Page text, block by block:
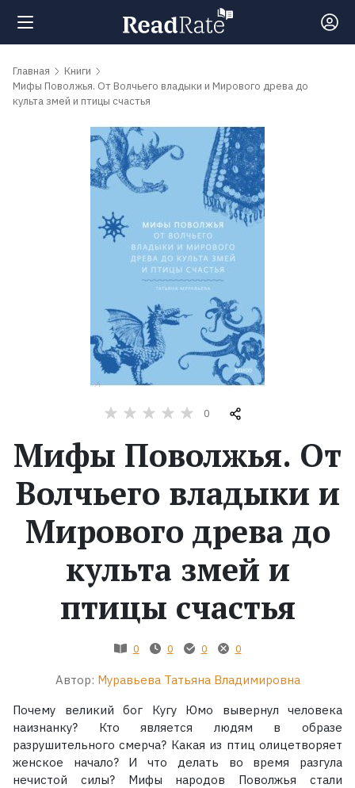
Поиск
Экранизации
Коллекции
Главная
Книги
Мифы Поволжья. От Волчьего владыки и Мирового древа до
культа змей и птицы счастья
0
Мифы Поволжья. От
Волчьего владыки и
Мирового древа до
культа змей и
птицы счастья
0 0 0 0
Автор: Муравьева Татьяна Владимировна
Почему великий бог Кугу Юмо вывернул человека
наизнанку? Кто является людям в образе
разрушительного смерча? Какая из птиц олицетворяет
женское начало? И что делать во время разгула
нечистой силы? Мифы народов Поволжья стали